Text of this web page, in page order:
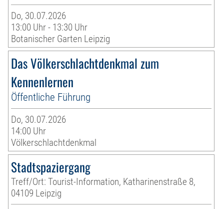
Do, 30.07.2026
13:00 Uhr - 13:30 Uhr
Botanischer Garten Leipzig
Das Völkerschlachtdenkmal zum
Kennenlernen
Öffentliche Führung
Do, 30.07.2026
14:00 Uhr
Völkerschlachtdenkmal
Stadtspaziergang
Treff/Ort: Tourist-Information, Katharinenstraße 8,
04109 Leipzig